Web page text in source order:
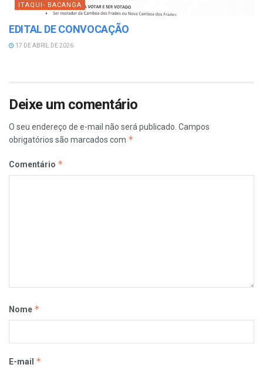
ITAQUI- BACANGA
EDITAL DE CONVOCAÇÃO
17 DE ABRIL DE 2026
Deixe um comentário
O seu endereço de e-mail não será publicado. Campos
obrigatórios são marcados com *
Comentário *
Nome *
E-mail *